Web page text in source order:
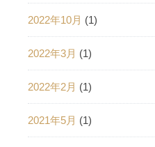
2022年10月 (1)
2022年3月 (1)
2022年2月 (1)
2021年5月 (1)